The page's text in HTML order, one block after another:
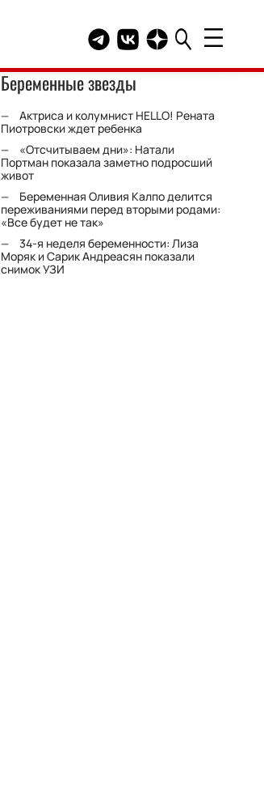
Telegram канал HELLO
Группа HELLO
Канал HELLO в
Беременные звезды
Актриса и колумнист HELLO! Рената
Пиотровски ждет ребенка
«Отсчитываем дни»: Натали
Портман показала заметно подросший
живот
Беременная Оливия Калпо делится
переживаниями перед вторыми родами:
«Все будет не так»
34-я неделя беременности: Лиза
Моряк и Сарик Андреасян показали
снимок УЗИ